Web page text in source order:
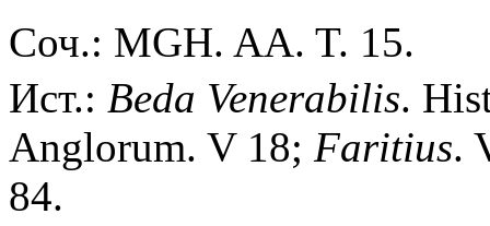
Соч.: MGH. AA. T. 15.
Ист.: Beda Venerabilis.
Anglorum. V 18; Faritius.
84.